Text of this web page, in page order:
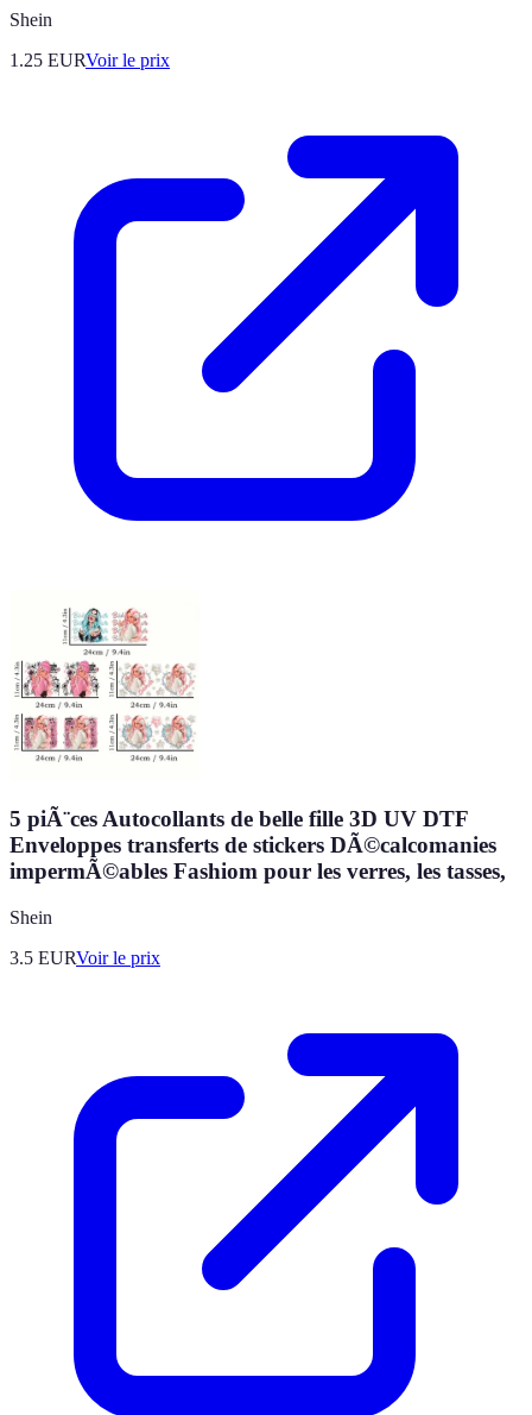
Shein
1.25 EURVoir le prix
5 piÃ¨ces Autocollants de belle fille 3D UV DTF
Enveloppes transferts de stickers DÃ©calcomanies
impermÃ©ables Fashiom pour les verres, les tasses,
Shein
3.5 EURVoir le prix